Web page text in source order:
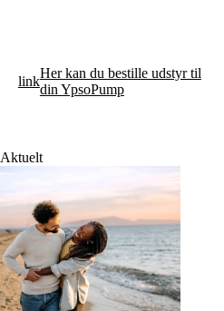
link
Her kan du bestille udstyr til
din YpsoPump
Aktuelt